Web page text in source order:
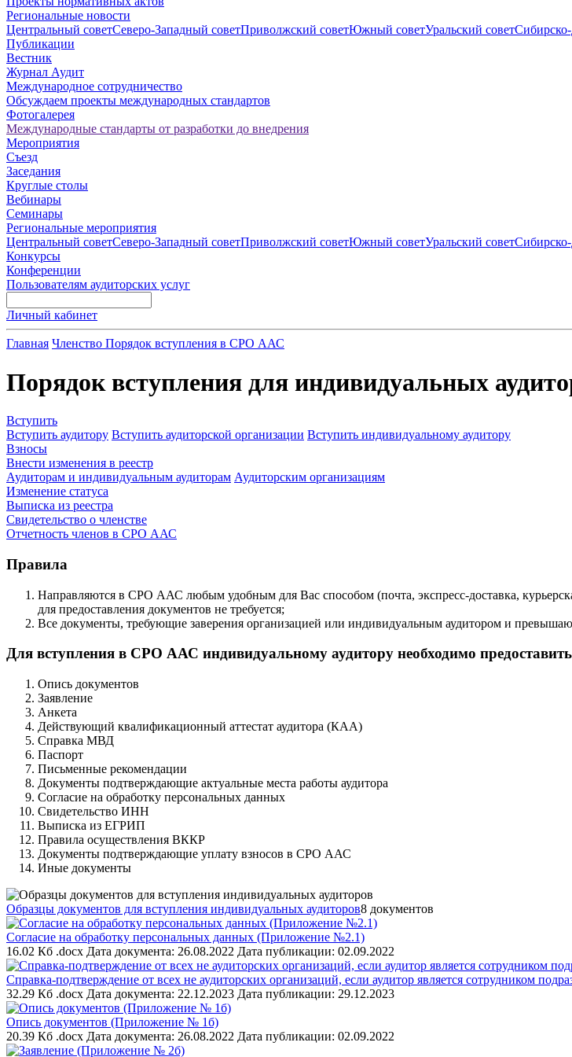
Региональные новости
Центральный советСеверо-Западный советПриволжский советЮжный советУральский совет
Публикации
Вестник
Журнал Аудит
Международное сотрудничество
Обсуждаем проекты международных стандартов
Фотогалерея
Международные стандарты от разработки до внедрения
Мероприятия
Съезд
Заседания
Круглые столы
Вебинары
Семинары
Региональные мероприятия
Центральный советСеверо-Западный советПриволжский советЮжный советУральский совет
Конкурсы
Конференции
Пользователям аудиторских услуг
Личный кабинет
Главная Членство Порядок вступления в СРО ААС
Порядок вступления для индивидуальных
Вступить
Вступить аудитору Вступить аудиторской организации Вступить индивидуальному аудитору
Взносы
Внести изменения в реестр
Аудиторам и индивидуальным аудиторам Аудиторским организациям
Изменение статуса
Выписка из реестра
Свидетельство о членстве
Отчетность членов в СРО ААС
Правила
Направляются в СРО ААС любым удобным для Вас способом (почта, экспресс-доставка,
для предоставления документов не требуется;
Все документы, требующие заверения организацией или индивидуальным аудитором и
Для вступления в СРО ААС индивидуальному аудитору необходимо
Опись документов
Заявление
Анкета
Действующий квалификационный аттестат аудитора (КАА)
Справка МВД
Паспорт
Письменные рекомендации
Документы подтверждающие актуальные места работы аудитора
Согласие на обработку персональных данных
Свидетельство ИНН
Выписка из ЕГРИП
Правила осуществления ВККР
Документы подтверждающие уплату взносов в СРО ААС
Иные документы
Образцы документов для вступления индивидуальных аудиторов8 документов
Согласие на обработку персональных данных (Приложение №2.1)
16.02 Кб .docx Дата документа: 26.08.2022 Дата публикации: 02.09.2022
Справка-подтверждение от всех не аудиторских организаций, если аудитор является сотрудником
32.29 Кб .docx Дата документа: 22.12.2023 Дата публикации: 29.12.2023
Опись документов (Приложение № 1б)
20.39 Кб .docx Дата документа: 26.08.2022 Дата публикации: 02.09.2022